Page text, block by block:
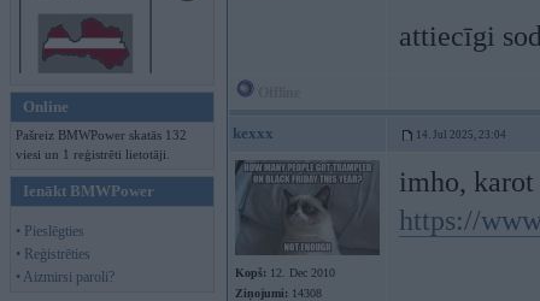
Online
Pašreiz BMWPower skatās 132
viesi un 1 reģistrēti lietotāji.
Ienākt BMWPower
• Pieslēgties
• Reģistrēties
• Aizmirsi paroli?
attiecīgi
kexxx 14. Jul 2025, 23:04
Kopš: 12. Dec 2010
Ziņojumi: 14308
imho, karot
https://